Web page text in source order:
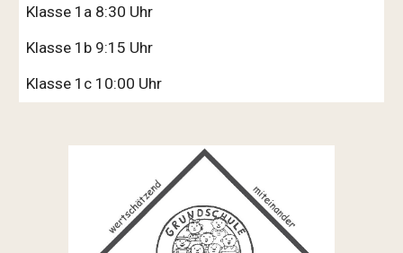
Klasse 1a 8:30 Uhr
Klasse 1b 9:15 Uhr
Klasse 1c 10:00 Uhr